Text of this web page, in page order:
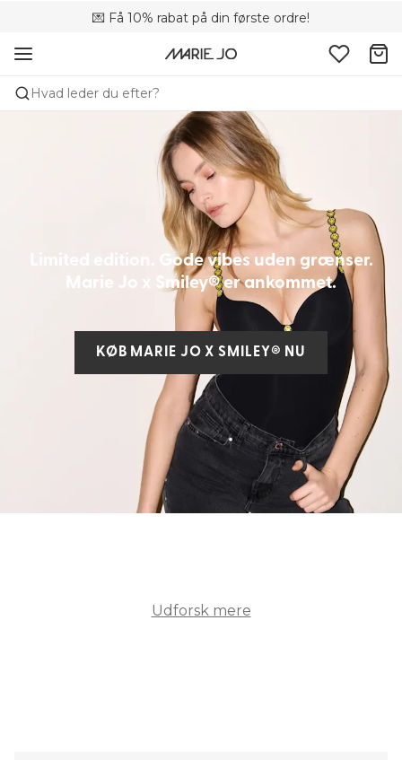
💌 Få 10% rabat på din første ordre!
🚚 Gratis levering over +699 kr.
📦 Fri returnering
Hvad leder du efter?
Limited edition. Gode vibes uden grænser.
Marie Jo x Smiley® er ankommet.
KØB MARIE JO X SMILEY® NU
Udforsk mere